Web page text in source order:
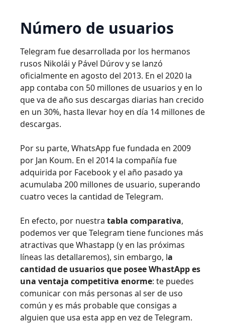
Número de usuarios
Telegram fue desarrollada por los hermanos
rusos Nikolái y Pável Dúrov y se lanzó
oficialmente en agosto del 2013. En el 2020 la
app contaba con 50 millones de usuarios y en lo
que va de año sus descargas diarias han crecido
en un 30%, hasta llevar hoy en día 14 millones de
descargas.
Por su parte, WhatsApp fue fundada en 2009
por Jan Koum. En el 2014 la compañía fue
adquirida por Facebook y el año pasado ya
acumulaba 200 millones de usuario, superando
cuatro veces la cantidad de Telegram.
En efecto, por nuestra tabla comparativa,
podemos ver que Telegram tiene funciones más
atractivas que Whastapp (y en las próximas
líneas las detallaremos), sin embargo, la
cantidad de usuarios que posee WhastApp es
una ventaja competitiva enorme: te puedes
comunicar con más personas al ser de uso
común y es más probable que consigas a
alguien que usa esta app en vez de Telegram.